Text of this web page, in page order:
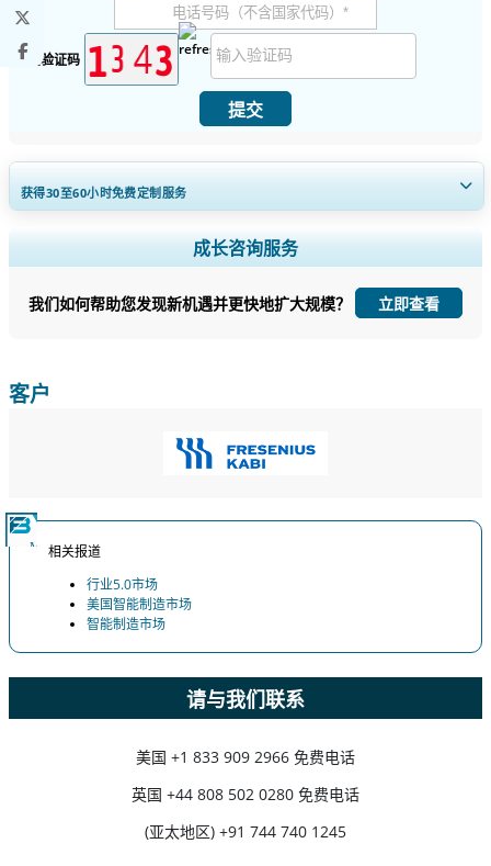
安全验证码
提交
获得30至60小时免费定制服务
扩大区域和国家覆盖范围， 细分市场分析， 公司简介， 竞争基准分析，
以及最终用户洞察。
立即定制
成长咨询服务
我们如何帮助您发现新机遇并更快地扩大规模？ 立即查看
客户
相关报道
行业5.0市场
美国智能制造市场
智能制造市场
请与我们联系
美国 +1 833 909 2966 免费电话
英国 +44 808 502 0280 免费电话
(亚太地区) +91 744 740 1245